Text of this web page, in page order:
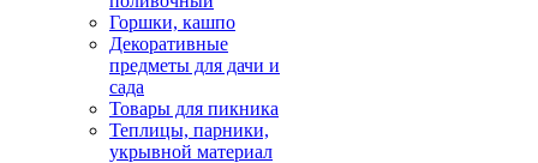
Горшки, кашпо
Декоративные
предметы для дачи и
сада
Товары для пикника
Теплицы, парники,
укрывной материал